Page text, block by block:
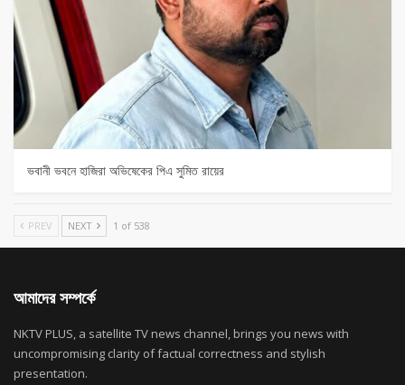
ভবানী ভবনে হাজিরা অভিষেকের পিএ সুমিত রায়ের
PREV NEXT 1 of 538
আমাদের সম্পর্কে
NKTV PLUS, a satellite TV news channel, brings you news with
uncompromising clarity of factual correctness and stylish
presentation.